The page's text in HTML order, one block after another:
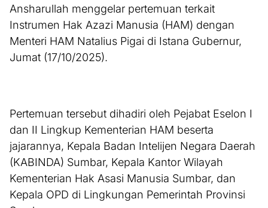
Ansharullah menggelar pertemuan terkait
Instrumen Hak Azazi Manusia (HAM) dengan
Menteri HAM Natalius Pigai di Istana Gubernur,
Jumat (17/10/2025).
Pertemuan tersebut dihadiri oleh Pejabat Eselon I
dan II Lingkup Kementerian HAM beserta
jajarannya, Kepala Badan Intelijen Negara Daerah
(KABINDA) Sumbar, Kepala Kantor Wilayah
Kementerian Hak Asasi Manusia Sumbar, dan
Kepala OPD di Lingkungan Pemerintah Provinsi